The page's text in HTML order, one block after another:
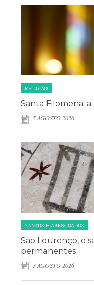
RELIGIÃO
Santa Filomena:
5 AGOSTO 2026
SANTOS E ABENÇOADOS
São Lourenço, o
permanentes
3 AGOSTO 2026